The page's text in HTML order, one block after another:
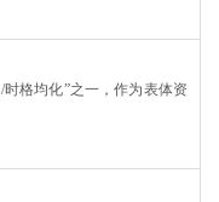
格均化”之一，作为表体资